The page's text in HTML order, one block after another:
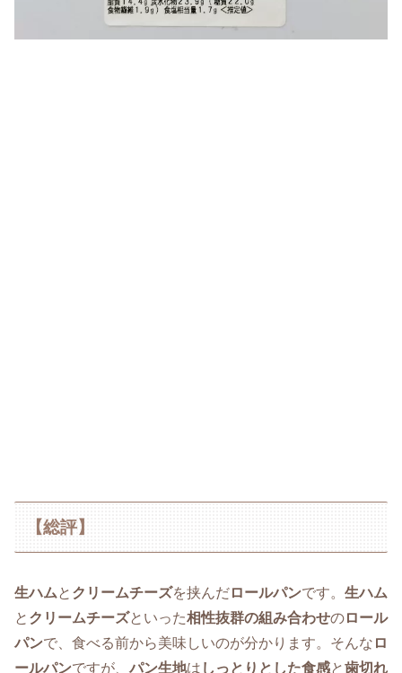
【総評】
生ハムと クリームチーズを挟んだロールパンです。 生ハム
と クリームチーズといった相性抜群の組み合わせのロール
パンで、食べる前から美味しいのが分かります。そんな ロ
ールパンですが、 パン生地は しっとりとした食感と歯切れ